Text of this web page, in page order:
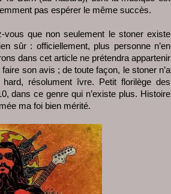
pas espérer le même succès.
que non seulement le stoner existe
sûr : officiellement, plus personne n’en
dans cet article ne prétendra appartenir
son avis ; de toute façon, le stoner n’a
résolument îvre. Petit florilège des
dans ce genre qui n’existe plus. Histoire
ma foi bien mérité.